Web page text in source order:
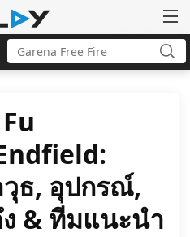
Skip
Search
for:
ธ, อุปกรณ์,
& ทีมแนะนำ